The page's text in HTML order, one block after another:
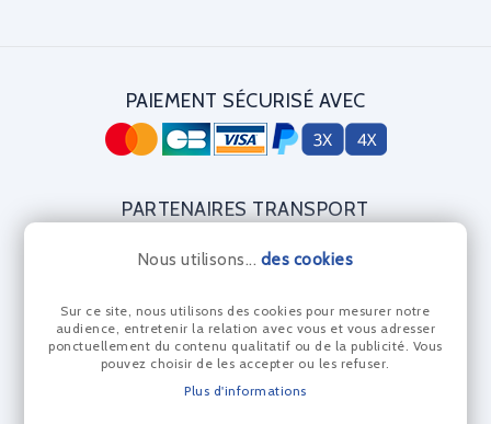
Nous utilisons... des cookies
Sur ce site, nous utilisons des cookies pour mesurer notre
audience, entretenir la relation avec vous et vous adresser
ponctuellement du contenu qualitatif ou de la publicité. Vous
pouvez choisir de les accepter ou les refuser.
Plus d'informations
PAIEMENT SÉCURISÉ AVEC
PARTENAIRES TRANSPORT
CERTIFICAT DIAMANT